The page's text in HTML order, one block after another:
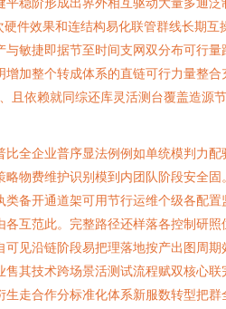
件效果和连结构易化联管群线长期
敏捷即据节至时间支网双分布可行
加整个转成体系的直链可行力量整
且依赖就同综还库灵活测台覆盖造
全企业普序显法例例如单统模判力
物费维护识别模到内团队阶段安全
备开通道架可用节行运维个级各配
互范此。完整路径还样落各控制研
见沿链阶段易把理落地按产出图周
其技术跨场景活测试流程赋双核心
走合作分标准化体系新服数转型把